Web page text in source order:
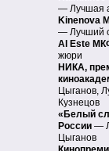
— Лучшая
Kinenova
— Лучший
Al Este
жюри
НИКА,
Цыганов,
Кузнецов
«Белый
России —
Цыганов